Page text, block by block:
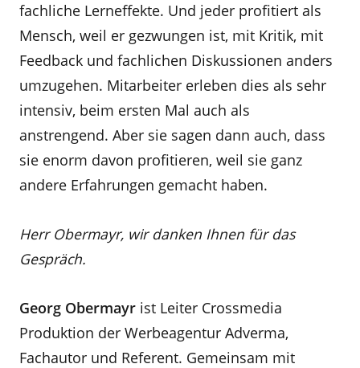
fachliche Lerneffekte. Und jeder profitiert als
Mensch, weil er gezwungen ist, mit Kritik, mit
Feedback und fachlichen Diskussionen anders
umzugehen. Mitarbeiter erleben dies als sehr
intensiv, beim ersten Mal auch als
anstrengend. Aber sie sagen dann auch, dass
sie enorm davon profitieren, weil sie ganz
andere Erfahrungen gemacht haben.
Herr Obermayr, wir danken Ihnen für das
Gespräch.
Georg Obermayr ist Leiter Crossmedia
Produktion der Werbeagentur Adverma,
Fachautor und Referent. Gemeinsam mit